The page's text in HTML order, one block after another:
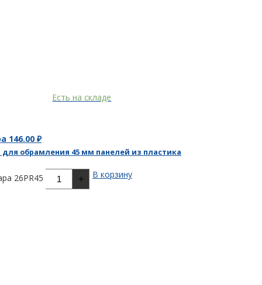
Есть на складе
146.00 ₽
обрамления 45 мм панелей из пластика
26PR45 + В корзину